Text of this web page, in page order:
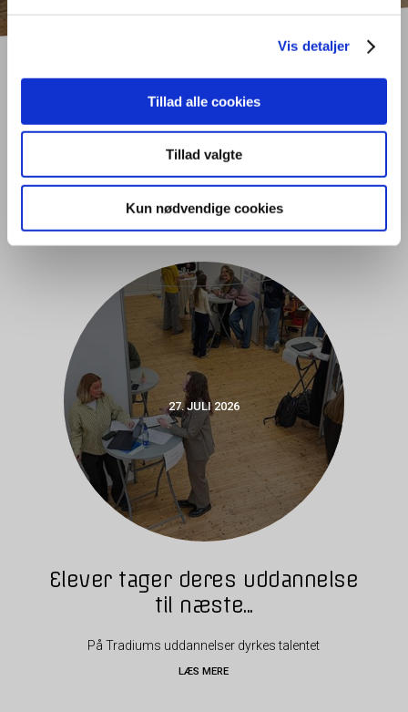
Vis detaljer
Tillad alle cookies
Tillad valgte
Kun nødvendige cookies
Nyheder fra Tradium
Handelsgymnasiet
Randers
27. JULI 2026
Elever tager deres uddannelse
til næste...
På Tradiums uddannelser dyrkes talentet
LÆS MERE